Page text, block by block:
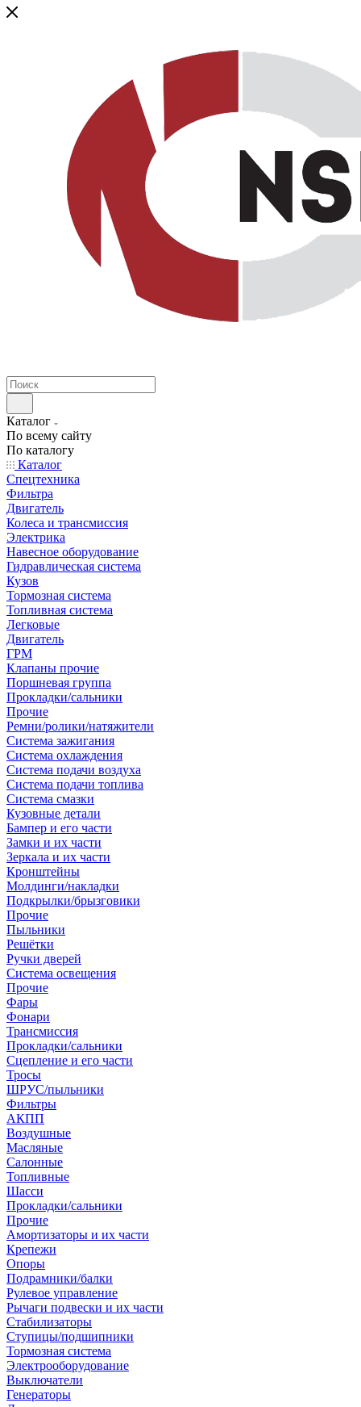
Каталог
По всему сайту
По каталогу
Каталог
Спецтехника
Фильтра
Двигатель
Колеса и трансмиссия
Электрика
Навесное оборудование
Гидравлическая система
Кузов
Тормозная система
Топливная система
Легковые
Двигатель
ГРМ
Клапаны прочие
Поршневая группа
Прокладки/сальники
Прочие
Ремни/ролики/натяжители
Система зажигания
Система охлаждения
Система подачи воздуха
Система подачи топлива
Система смазки
Кузовные детали
Бампер и его части
Замки и их части
Зеркала и их части
Кронштейны
Молдинги/накладки
Подкрылки/брызговики
Прочие
Пыльники
Решётки
Ручки дверей
Система освещения
Прочие
Фары
Фонари
Трансмиссия
Прокладки/сальники
Сцепление и его части
Тросы
ШРУС/пыльники
Фильтры
АКПП
Воздушные
Масляные
Салонные
Топливные
Шасси
Прокладки/сальники
Прочие
Амортизаторы и их части
Крепежи
Опоры
Подрамники/балки
Рулевое управление
Рычаги подвески и их части
Стабилизаторы
Ступицы/подшипники
Тормозная система
Электрооборудование
Выключатели
Генераторы